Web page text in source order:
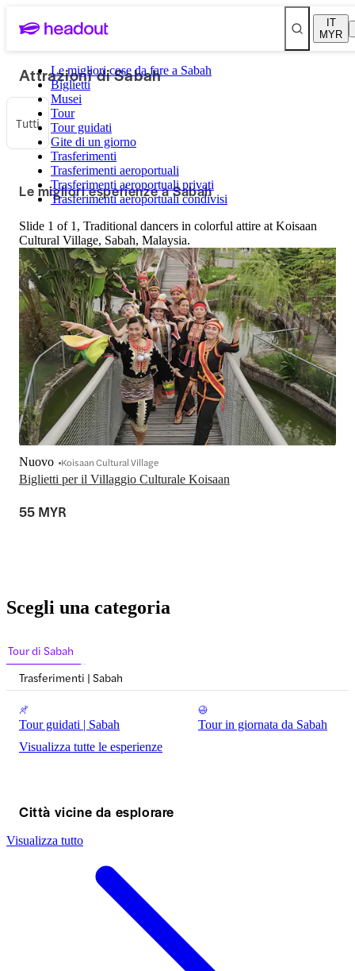
IT
MYR
Le migliori cose da fare a Sabah
Biglietti
Musei
Tour
Tour guidati
Gite di un giorno
Trasferimenti
Trasferimenti aeroportuali
Trasferimenti aeroportuali privati
Trasferimenti aeroportuali condivisi
Attrazioni di Sabah
Tutti
Le migliori esperienze a Sabah
Slide 1 of 1, Traditional dancers in colorful attire at Koisaan
Cultural Village, Sabah, Malaysia.
Biglietti per il Villaggio Culturale Koisaan
Nuovo Koisaan Cultural Village
55 MYR
Scegli una categoria
Tour di Sabah
Trasferimenti | Sabah
Tour guidati | Sabah
Tour in giornata da Sabah
Visualizza tutte le esperienze
Città vicine da esplorare
Visualizza tutto